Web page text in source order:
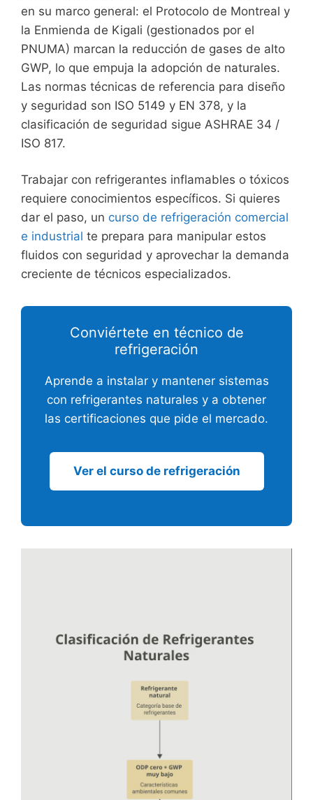
en su marco general: el Protocolo de Montreal y
la Enmienda de Kigali (gestionados por el
PNUMA) marcan la reducción de gases de alto
GWP, lo que empuja la adopción de naturales.
Las normas técnicas de referencia para diseño
y seguridad son ISO 5149 y EN 378, y la
clasificación de seguridad sigue ASHRAE 34 /
ISO 817.
Trabajar con refrigerantes inflamables o tóxicos
requiere conocimientos específicos. Si quieres
dar el paso, un curso de refrigeración comercial
e industrial te prepara para manipular estos
fluidos con seguridad y aprovechar la demanda
creciente de técnicos especializados.
Conviértete en técnico de
refrigeración
Aprende a instalar y mantener sistemas
con refrigerantes naturales y a obtener
las certificaciones que pide el mercado.
Ver el curso de refrigeración